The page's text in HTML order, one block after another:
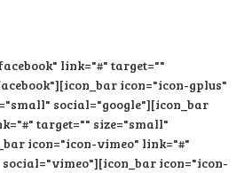
link="#" target=""
icon="icon-gplus"
social="google"][icon_bar
target="" size="small"
icon="icon-vimeo" link="#"
icon="icon-